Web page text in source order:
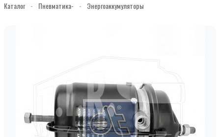
Каталог - Пневматика- - Энергоаккумуляторы